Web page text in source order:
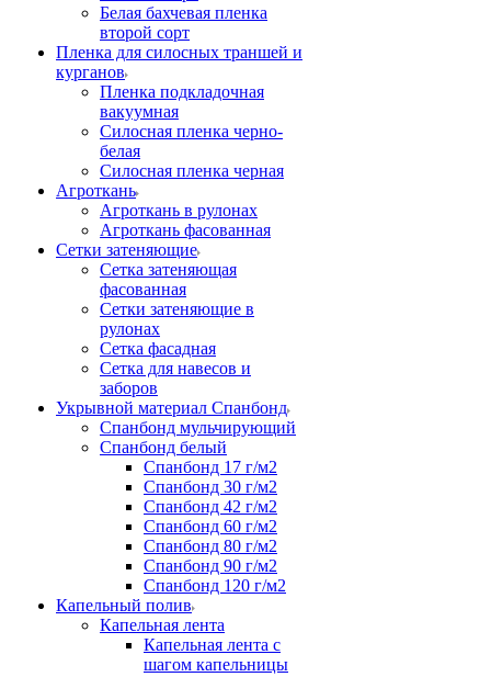
Белая бахчевая пленка
второй сорт
Пленка для силосных траншей и
курганов
Пленка подкладочная
вакуумная
Силосная пленка черно-
белая
Силосная пленка черная
Агроткань
Агроткань в рулонах
Агроткань фасованная
Сетки затеняющие
Сетка затеняющая
фасованная
Сетки затеняющие в
рулонах
Сетка фасадная
Сетка для навесов и
заборов
Укрывной материал Спанбонд
Спанбонд мульчирующий
Спанбонд белый
Спанбонд 17 г/м2
Спанбонд 30 г/м2
Спанбонд 42 г/м2
Спанбонд 60 г/м2
Спанбонд 80 г/м2
Спанбонд 90 г/м2
Спанбонд 120 г/м2
Капельный полив
Капельная лента
Капельная лента с
шагом капельницы